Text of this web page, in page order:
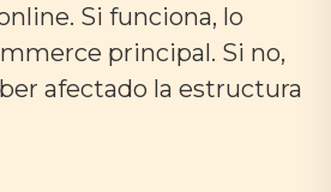
Si funciona, lo
principal. Si no,
afectado la estructura